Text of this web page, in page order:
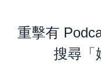
重擊有
搜尋「